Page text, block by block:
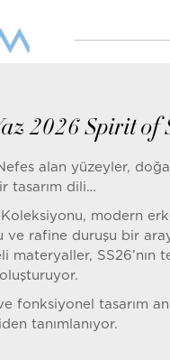
2026 Spirit of
alan yüzeyler,
tasarım dili…
modern
rafine duruşu bir
materyaller, SS26’nın
oluşturuyor.
fonksiyonel tasarım
tanımlanıyor.